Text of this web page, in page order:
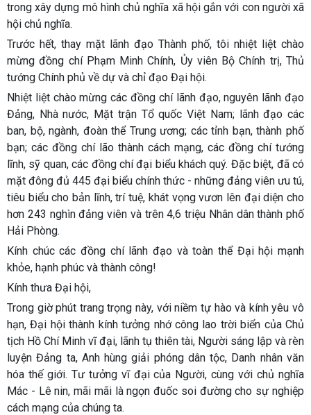
trong xây dựng mô hình chủ nghĩa xã hội gắn với con người xã
hội chủ nghĩa.
Trước hết, thay mặt lãnh đạo Thành phố, tôi nhiệt liệt chào
mừng đồng chí Phạm Minh Chính, Ủy viên Bộ Chính trị, Thủ
tướng Chính phủ về dự và chỉ đạo Đại hội.
Nhiệt liệt chào mừng các đồng chí lãnh đạo, nguyên lãnh đạo
Đảng, Nhà nước, Mặt trận Tổ quốc Việt Nam; lãnh đạo các
ban, bộ, ngành, đoàn thể Trung ương; các tỉnh bạn, thành phố
bạn; các đồng chí lão thành cách mạng, các đồng chí tướng
lĩnh, sỹ quan, các đồng chí đại biểu khách quý. Đặc biệt, đã có
mặt đông đủ 445 đại biểu chính thức - những đảng viên ưu tú,
tiêu biểu cho bản lĩnh, trí tuệ, khát vọng vươn lên đại diện cho
hơn 243 nghìn đảng viên và trên 4,6 triệu Nhân dân thành phố
Hải Phòng.
Kính chúc các đồng chí lãnh đạo và toàn thể Đại hội mạnh
khỏe, hạnh phúc và thành công!
Kính thưa Đại hội,
Trong giờ phút trang trọng này, với niềm tự hào và kính yêu vô
hạn, Đại hội thành kính tưởng nhớ công lao trời biển của Chủ
tịch Hồ Chí Minh vĩ đại, lãnh tụ thiên tài, Người sáng lập và rèn
luyện Đảng ta, Anh hùng giải phóng dân tộc, Danh nhân văn
hóa thế giới. Tư tưởng vĩ đại của Người, cùng với chủ nghĩa
Mác - Lê nin, mãi mãi là ngọn đuốc soi đường cho sự nghiệp
cách mạng của chúng ta.